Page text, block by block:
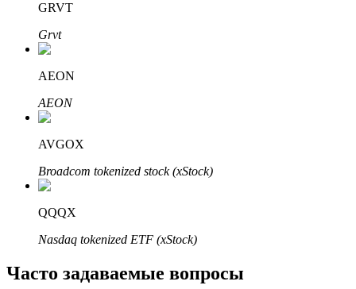
Bitrue Партнеры
Партнеры Bitrue
GRVT
Grvt
AEON
AEON
AVGOX
Broadcom tokenized stock (xStock)
QQQX
Nasdaq tokenized ETF (xStock)
Часто задаваемые вопросы